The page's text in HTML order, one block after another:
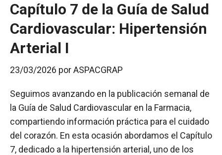
Capítulo 7 de la Guía de Salud
Cardiovascular: Hipertensión
Arterial I
23/03/2026 porASPACGRAP
Seguimos avanzando en la publicación semanal de
la Guía de Salud Cardiovascular en la Farmacia,
compartiendo información práctica para el cuidado
del corazón. En esta ocasión abordamos el Capítulo
7, dedicado a la hipertensión arterial, uno de los